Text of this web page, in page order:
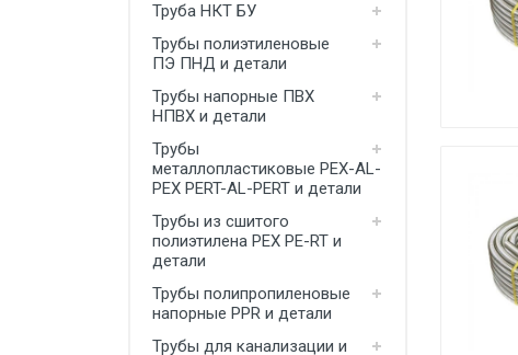
Запорная арматура
Цветные металлы
Поликарбонат
ЖБИ
Труба НКТ БУ
Трубы полиэтиленовые
ПЭ ПНД и детали
Трубы напорные ПВХ
НПВХ и детали
Трубы
металлопластиковые PEX-AL-
PEX PERT-AL-PERT и детали
Трубы из сшитого
полиэтилена PEX PE-RT и
детали
Трубы полипропиленовые
напорные PPR и детали
Трубы для канализации и